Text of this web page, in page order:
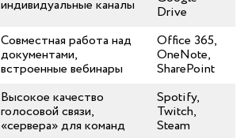
индивидуальные каналы
Drive
Совместная работа‍ над‍
документами,
встроенные вебинары
Office ⁤365,
OneNote,
SharePoint
Высокое качество
голосовой связи,
«сервера» для команд
Spotify,
⁤Twitch,
Steam